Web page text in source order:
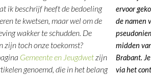
ik beschrijf heeft de bedoeling
te kwetsen, maar wel om de
wakker te schudden. De
zijn toch onze toekomst?
Gemeente en Jeugdwetzijn
genoemd, die in het belang
ervoor
de namen
midden
Brabant.
via het